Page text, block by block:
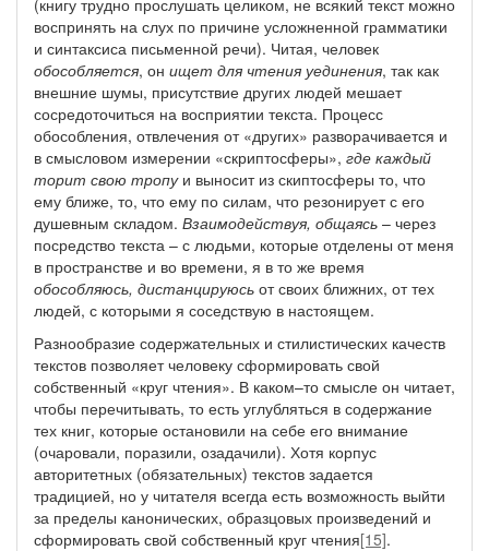
(книгу трудно прослушать целиком, не всякий текст можно
воспринять на слух по причине усложненной грамматики
и синтаксиса письменной речи). Читая, человек
обособляется, он ищет для чтения уединения, так как
внешние шумы, присутствие других людей мешает
сосредоточиться на восприятии текста. Процесс
обособления, отвлечения от «других» разворачивается и
в смысловом измерении «скриптосферы», где каждый
торит свою тропуи выносит из скиптосферы то, что
ему ближе, то, что ему по силам, что резонирует с его
душевным складом. Взаимодействуя, общаясь – через
посредство текста – с людьми, которые отделены от меня
в пространстве и во времени, я в то же время
обособляюсь, дистанцируюсь от своих ближних, от тех
людей, с которыми я соседствую в настоящем.
Разнообразие содержательных и стилистических качеств
текстов позволяет человеку сформировать свой
собственный «круг чтения». В каком–то смысле он читает,
чтобы перечитывать, то есть углубляться в содержание
тех книг, которые остановили на себе его внимание
(очаровали, поразили, озадачили). Хотя корпус
авторитетных (обязательных) текстов задается
традицией, но у читателя всегда есть возможность выйти
за пределы канонических, образцовых произведений и
сформировать свой собственный круг чтения[15].